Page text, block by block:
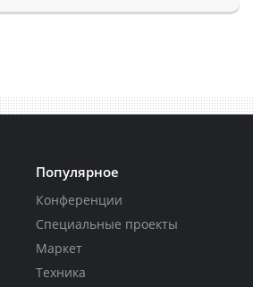
Популярное
Конференции
Специальные проекты
Маркет
Техника